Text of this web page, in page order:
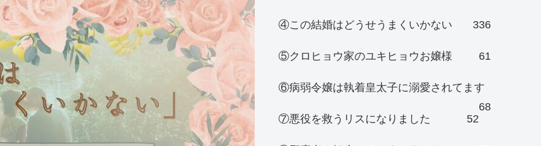
④この結婚はどうせうまくいかない 336
⑤クロヒョウ家のユキヒョウお嬢様 61
⑥病弱令嬢は執着皇太子に溺愛されてます
68
⑦悪役を救うリスになりました
52